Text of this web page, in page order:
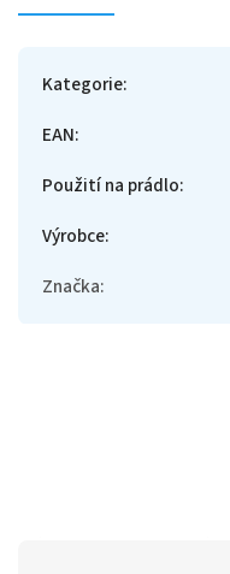
Kategorie:
EAN:
Použití na prádlo:
Výrobce:
Značka: